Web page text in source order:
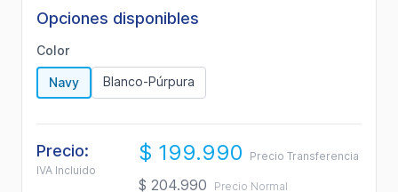
Opciones disponibles
Color
Navy Blanco-Púrpura
Precio:
IVA Incluido
$ 199.990 Precio Transferencia
$ 204.990 Precio Normal